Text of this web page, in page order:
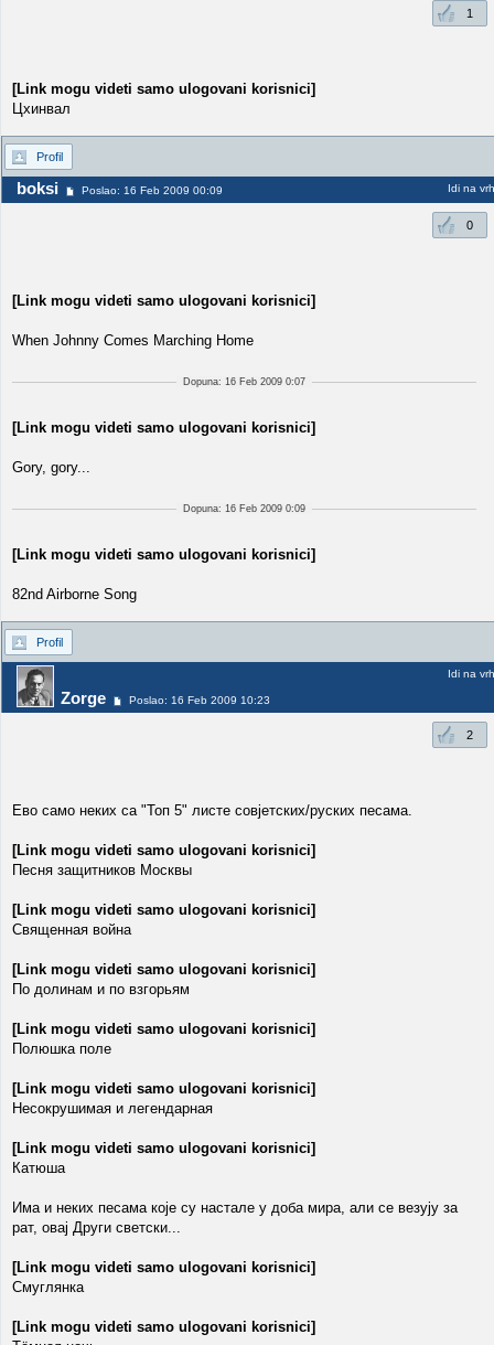
1
[Link mogu videti samo ulogovani korisnici]
Цхинвал
Profil
boksi Poslao: 16 Feb 2009 00:09 Idi na vrh
0
[Link mogu videti samo ulogovani korisnici]
When Johnny Comes Marching Home
Dopuna: 16 Feb 2009 0:07
[Link mogu videti samo ulogovani korisnici]
Gory, gory...
Dopuna: 16 Feb 2009 0:09
[Link mogu videti samo ulogovani korisnici]
82nd Airborne Song
Profil
Zorge Poslao: 16 Feb 2009 10:23
Idi na vrh
2
Ево само неких са "Топ 5" листе совјетских/руских песама.
[Link mogu videti samo ulogovani korisnici]
Песня защитников Москвы
[Link mogu videti samo ulogovani korisnici]
Священная война
[Link mogu videti samo ulogovani korisnici]
По долинам и по взгорьям
[Link mogu videti samo ulogovani korisnici]
Полюшка поле
[Link mogu videti samo ulogovani korisnici]
Несокрушимая и легендарная
[Link mogu videti samo ulogovani korisnici]
Катюша
Има и неких песама које су настале у доба мира, али се везују за
рат, овај Други светски...
[Link mogu videti samo ulogovani korisnici]
Смуглянка
[Link mogu videti samo ulogovani korisnici]